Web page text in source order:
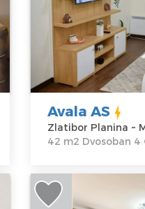
Lokacija:
Zlatibor
Planina
Miladina
Pećinara 60
Cena50 €
Avala AS
Zlatibor Planina ~
42 m2 Dvosoban 4
Jednosoban
Zlatibor Centar.